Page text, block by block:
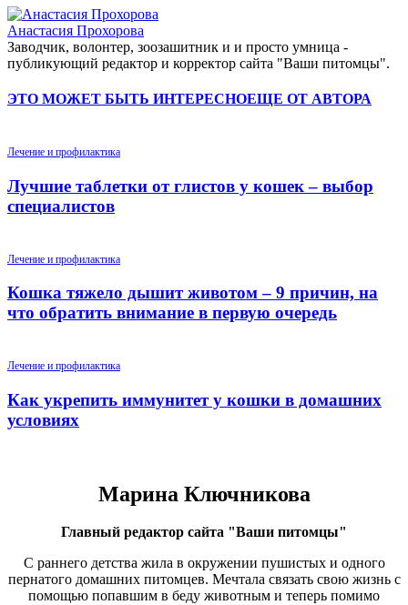
Анастасия Прохорова
Заводчик, волонтер, зоозашитник и и просто умница -
публикующий редактор и корректор сайта "Ваши питомцы".
ЭТО МОЖЕТ БЫТЬ ИНТЕРЕСНОЕЩЕ ОТ АВТОРА
Лечение и профилактика
Лучшие таблетки от глистов у кошек – выбор
специалистов
Лечение и профилактика
Кошка тяжело дышит животом – 9 причин, на
что обратить внимание в первую очередь
Лечение и профилактика
Как укрепить иммунитет у кошки в домашних
условиях
Марина Ключникова
Главный редактор сайта "Ваши питомцы"
С раннего детства жила в окружении пушистых и одного
пернатого домашних питомцев. Мечтала связать свою жизнь с
помощью попавшим в беду животным и теперь помимо